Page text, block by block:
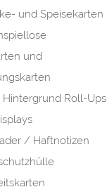
und Speisekarten
und
Hintergrund Roll-Ups
/ Haftnotizen